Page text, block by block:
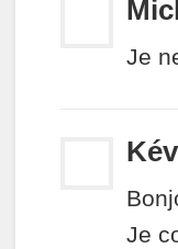
Je
Je